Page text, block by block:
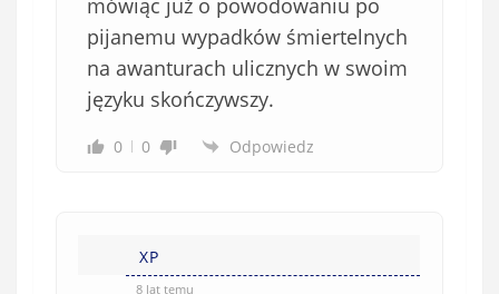
pijanemu wypadków śmiertelnych
na awanturach ulicznych w swoim
języku skończywszy.
0 0 Odpowiedz
XP
8 lat temu